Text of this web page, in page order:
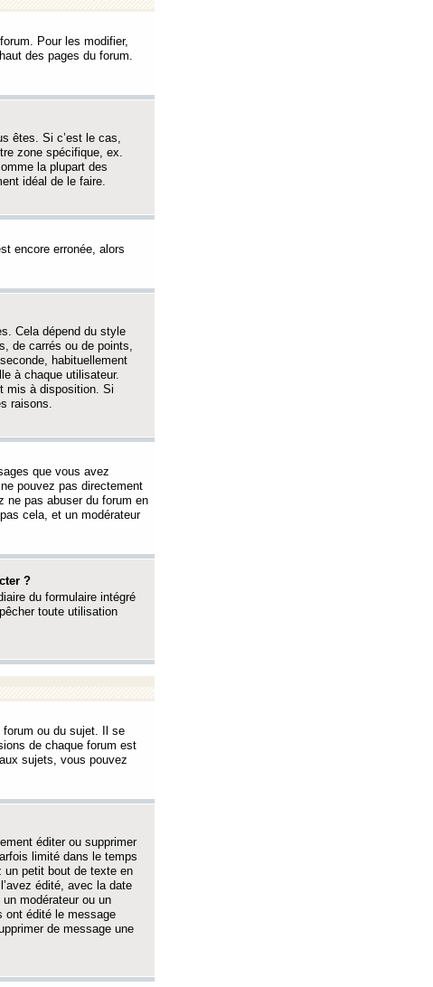
Pour les modifier,
des pages du forum.
êtes. Si c’est le cas,
zone spécifique, ex.
la plupart des
idéal de le faire.
encore erronée, alors
Cela dépend du style
de carrés ou de points,
habituellement
à chaque utilisateur.
mis à disposition. Si
raisons.
que vous avez
pouvez pas directement
ne pas abuser du forum en
cela, et un modérateur
?
du formulaire intégré
toute utilisation
forum ou du sujet. Il se
de chaque forum est
sujets, vous pouvez
éditer ou supprimer
limité dans le temps
un petit bout de texte en
édité, avec la date
un modérateur ou un
ont édité le message
de message une